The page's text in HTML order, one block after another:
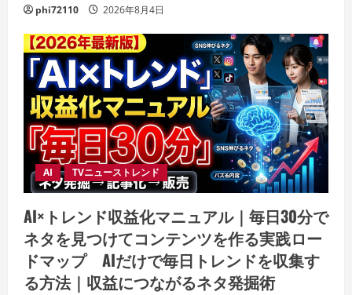
phi72110 2026年8月4日
AI TVニューストレンド
AI×トレンド収益化マニュアル｜毎日30分で
ネタを見つけてコンテンツを作る実践ロー
ドマップ AIだけで毎日トレンドを収集す
る方法｜収益につながるネタ発掘術